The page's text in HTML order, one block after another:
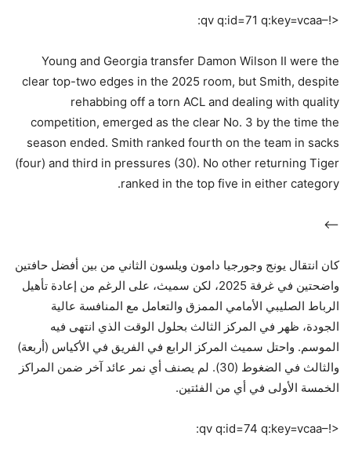
<!–qv q:id=71 q:key=vcaa:
Young and Georgia transfer Damon Wilson II were the
clear top-two edges in the 2025 room, but Smith, despite
rehabbing off a torn ACL and dealing with quality
competition, emerged as the clear No. 3 by the time the
season ended. Smith ranked fourth on the team in sacks
(four) and third in pressures (30). No other returning Tiger
ranked in the top five in either category.
–>
كان انتقال يونج وجورجيا دامون ويلسون الثاني من بين أفضل حافتين
واضحتين في غرفة 2025، لكن سميث، على الرغم من إعادة تأهيل
الرباط الصليبي الأمامي الممزق والتعامل مع المنافسة عالية
الجودة، ظهر في المركز الثالث بحلول الوقت الذي انتهى فيه
الموسم. واحتل سميث المركز الرابع في الفريق في الأكياس (أربعة)
والثالث في الضغوط (30). لم يصنف أي نمر عائد آخر ضمن المراكز
الخمسة الأولى في أي من الفئتين.
<!–qv q:id=74 q:key=vcaa: